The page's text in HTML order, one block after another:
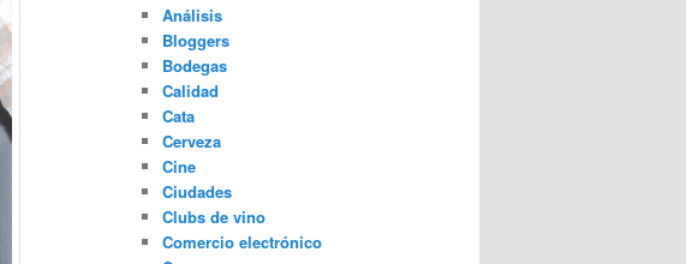
Análisis
Bloggers
Bodegas
Calidad
Cata
Cerveza
Cine
Ciudades
Clubs de vino
Comercio electrónico